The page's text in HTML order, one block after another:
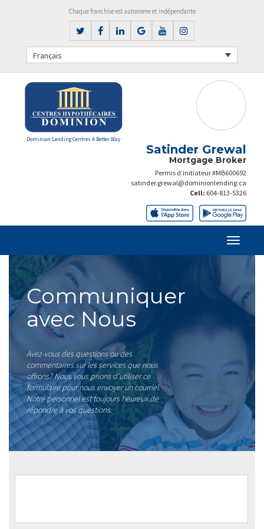
Chaque franchise est autonome et indépendante
Français
Dominion Lending Centres A Better Way
Satinder Grewal
Mortgage Broker
Permis d’initiateur #MB600692
satinder.grewal@dominionlending.ca
Cell: 604-813-5326
Communiquer
avec Nous
Avez-vous des questions ou des
commentaires sur les services que nous
offrons? Nous vous prions d’utiliser ce
formulaire pour nous envoyer un courriel.
Notre personnel est toujours heureux de
répondre à vos questions.